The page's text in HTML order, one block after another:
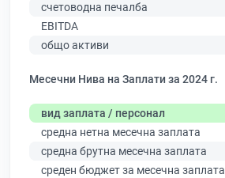
счетоводна печалба
EBITDA
общо активи
Месечни Нива на Заплати за 2024 г.
вид заплата / персонал
средна нетна месечна заплата
средна брутна месечна заплата
среден бюджет за месечна заплата